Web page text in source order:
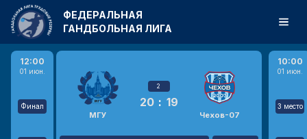
12:00
01 июн.
Финал
МГУ
2
20 : 19
Чехов-07
10:00
01 июн.
3 место
ФЕДЕРАЛЬНАЯ
ГАНДБОЛЬНАЯ ЛИГА